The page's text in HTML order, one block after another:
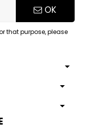
OK
that purpose, please